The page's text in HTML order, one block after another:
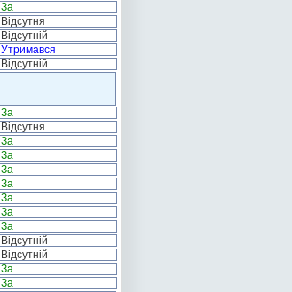
За
Відсутня
Відсутній
Утримався
Відсутній
За
Відсутня
За
За
За
За
За
За
За
Відсутній
Відсутній
За
За